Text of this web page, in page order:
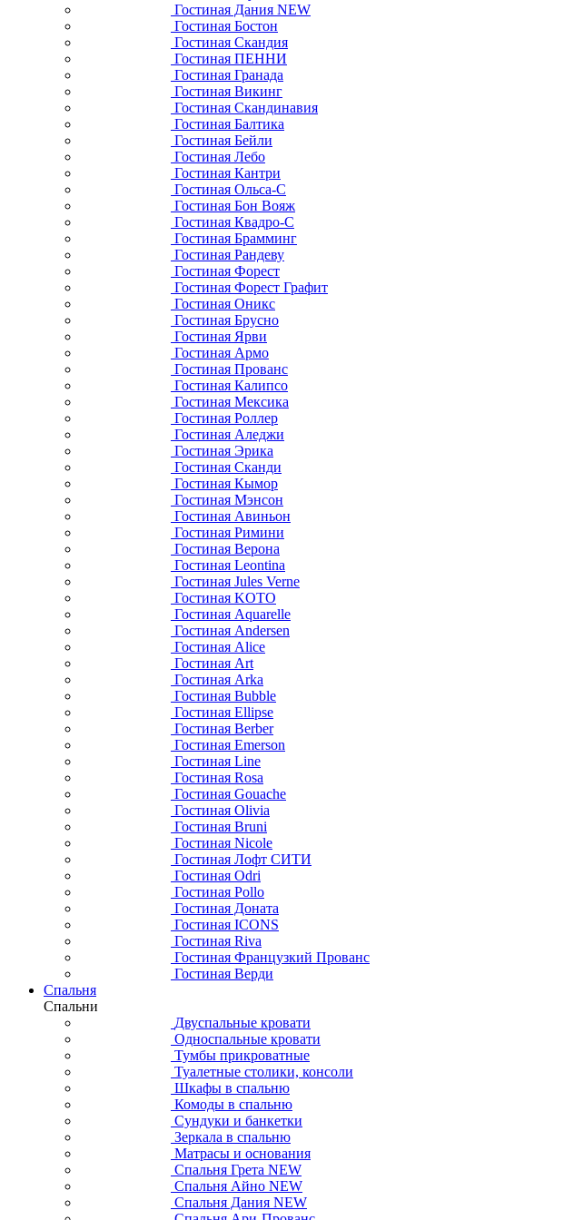
Гостиная Дания NEW
Гостиная Бостон
Гостиная Скандия
Гостиная ПЕННИ
Гостиная Гранада
Гостиная Викинг
Гостиная Скандинавия
Гостиная Балтика
Гостиная Бейли
Гостиная Лебо
Гостиная Кантри
Гостиная Ольса-С
Гостиная Бон Вояж
Гостиная Квадро-С
Гостиная Брамминг
Гостиная Рандеву
Гостиная Форест
Гостиная Форест Графит
Гостиная Оникс
Гостиная Брусно
Гостиная Ярви
Гостиная Армо
Гостиная Прованс
Гостиная Калипсо
Гостиная Мексика
Гостиная Роллер
Гостиная Аледжи
Гостиная Эрика
Гостиная Сканди
Гостиная Кымор
Гостиная Мэнсон
Гостиная Авиньон
Гостиная Римини
Гостиная Верона
Гостиная Leontina
Гостиная Jules Verne
Гостиная KOTO
Гостиная Aquarelle
Гостиная Andersen
Гостиная Alice
Гостиная Art
Гостиная Arka
Гостиная Bubble
Гостиная Ellipse
Гостиная Berber
Гостиная Emerson
Гостиная Line
Гостиная Rosa
Гостиная Gouache
Гостиная Olivia
Гостиная Bruni
Гостиная Nicole
Гостиная Лофт СИТИ
Гостиная Odri
Гостиная Pollo
Гостиная Доната
Гостиная ICONS
Гостиная Riva
Гостиная Французкий Прованс
Гостиная Верди
Спальня
Спальни
Двуспальные кровати
Односпальные кровати
Тумбы прикроватные
Туалетные столики, консоли
Шкафы в спальню
Комоды в спальню
Сундуки и банкетки
Зеркала в спальню
Матрасы и основания
Спальня Грета NEW
Спальня Айно NEW
Спальня Дания NEW